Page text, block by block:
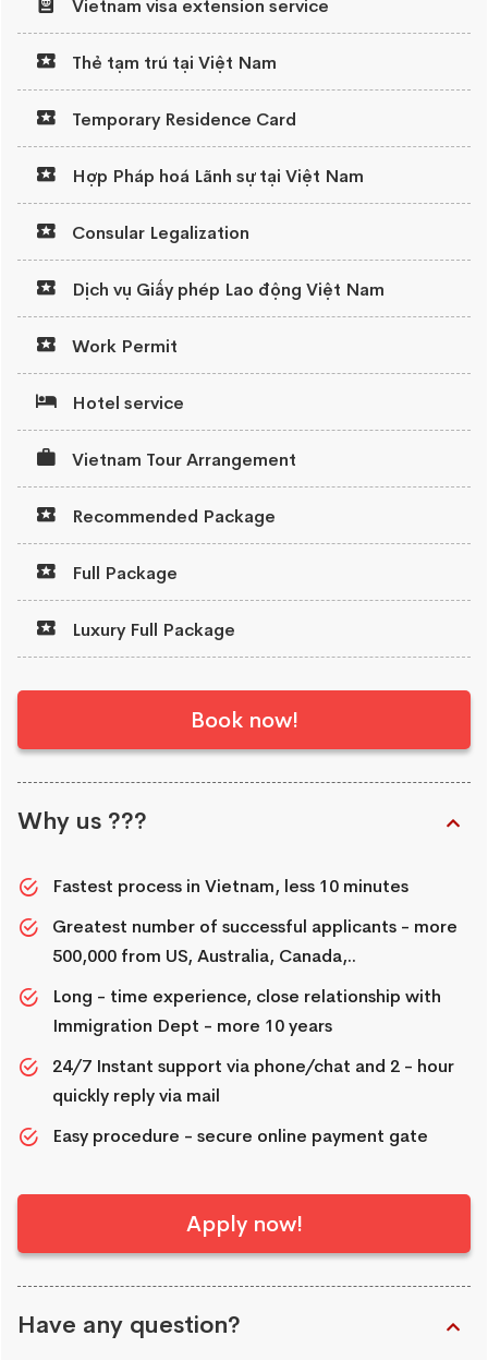
Vietnam visa extension service
Thẻ tạm trú tại Việt Nam
Temporary Residence Card
Hợp Pháp hoá Lãnh sự tại Việt Nam
Consular Legalization
Dịch vụ Giấy phép Lao động Việt Nam
Work Permit
Hotel service
Vietnam Tour Arrangement
Recommended Package
Full Package
Luxury Full Package
Book now!
Why us ???
Fastest process in Vietnam, less 10 minutes
Greatest number of successful applicants - more
500,000 from US, Australia, Canada,..
Long - time experience, close relationship with
Immigration Dept - more 10 years
24/7 Instant support via phone/chat and 2 - hour
quickly reply via mail
Easy procedure - secure online payment gate
Apply now!
Have any question?